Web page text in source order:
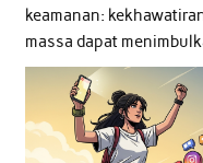
keamanan:
massa dapat